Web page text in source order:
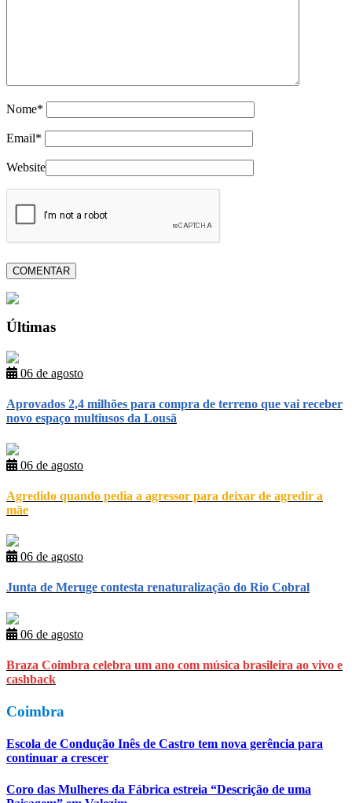
Nome*
Email*
Website
Últimas
06 de agosto
Aprovados 2,4 milhões para compra de terreno que vai receber
novo espaço multiusos da Lousã
06 de agosto
Agredido quando pedia a agressor para deixar de agredir a
mãe
06 de agosto
Junta de Meruge contesta renaturalização do Rio Cobral
06 de agosto
Braza Coimbra celebra um ano com música brasileira ao vivo e
cashback
Coimbra
Escola de Condução Inês de Castro tem nova gerência para
continuar a crescer
Coro das Mulheres da Fábrica estreia “Descrição de uma